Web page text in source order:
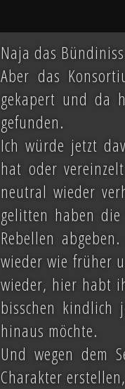
Naja das
Aber das
gekapert und da
gefunden.
Ich würde jetzt
hat oder
neutral wieder
gelitten haben
Rebellen
wieder wie früher
wieder, hier habt
bisschen
hinaus möchte.
Und wegen dem
Charakter